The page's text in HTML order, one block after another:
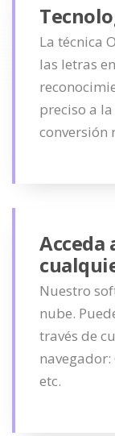
La técnica
las letras
preciso a
conversión
Acceda
Nuestro
nube.
través de
navegador:
etc.